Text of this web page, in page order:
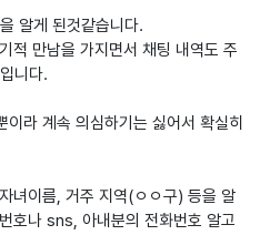
알게 된것같습니다.
적 만남을 가지면서 채팅 내역도 주
니다.
라 계속 의심하기는 싫어서 확실히
녀이름, 거주 지역(ㅇㅇ구) 등을 알
호나 sns, 아내분의 전화번호 알고